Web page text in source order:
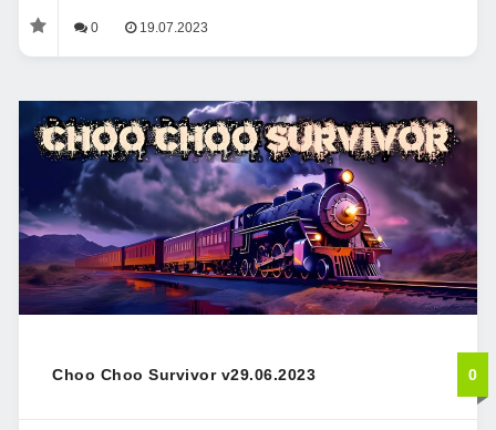
0 19.07.2023
Choo Choo Survivor v29.06.2023 0